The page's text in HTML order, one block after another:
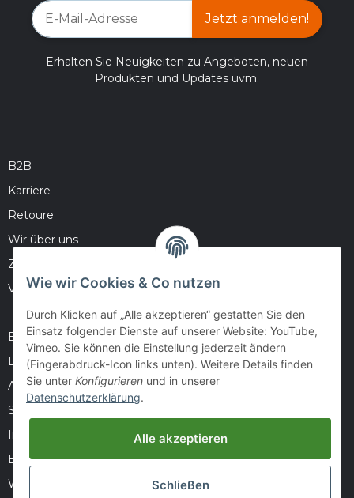
Jetzt anmelden!
Erhalten Sie Neuigkeiten zu Angeboten, neuen
Produkten und Updates uvm.
B2B
Karriere
Retoure
Wir über uns
Zahlungsmöglichkeiten
Versandinformationen
Barrierefreiheitserklärung
Datenschutz
AGB
Sitemap
Impressum
Batteriegesetzhinweise
Widerrufsrecht
Wie wir Cookies & Co nutzen
Durch Klicken auf „Alle akzeptieren“ gestatten Sie den
Einsatz folgender Dienste auf unserer Website: YouTube,
Vimeo. Sie können die Einstellung jederzeit ändern
(Fingerabdruck-Icon links unten). Weitere Details finden
Sie unter Konfigurieren und in unserer
Datenschutzerklärung.
Alle akzeptieren
Schließen